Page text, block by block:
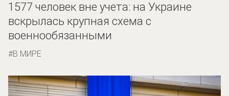
1577 человек вне учета: на Украине
вскрылась крупная схема с
военнообязанными
В МИРЕ